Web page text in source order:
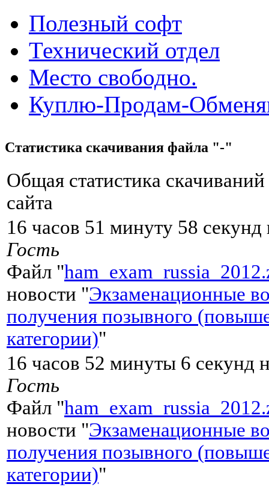
Полезный софт
Технический отдел
Место свободно.
Куплю-Продам-
Статистика скачивания файла "-"
Общая статистика
сайта
16 часов 51 минуту 58 секунд
Гость
Файл "
новости "Экзаменационные
получения позывного
категории)"
16 часов 52 минуты 6 секунд
Гость
Файл "
новости "Экзаменационные
получения позывного
категории)"